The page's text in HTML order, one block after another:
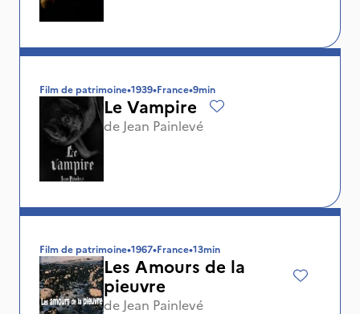
Film de patrimoine•1939•France•9min
Le Vampire
de Jean Painlevé
Film de patrimoine•1967•France•13min
Les Amours de la
pieuvre
de Jean Painlevé